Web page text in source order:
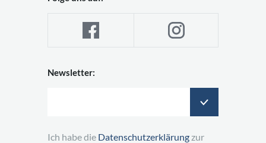
Newsletter:
Ich habe die Datenschutzerklärung zur